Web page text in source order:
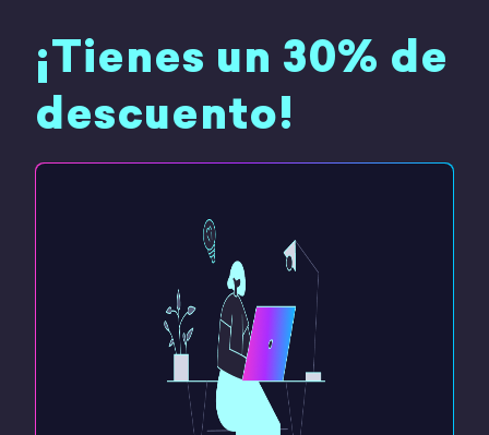
¡Tienes un 30% de
descuento!